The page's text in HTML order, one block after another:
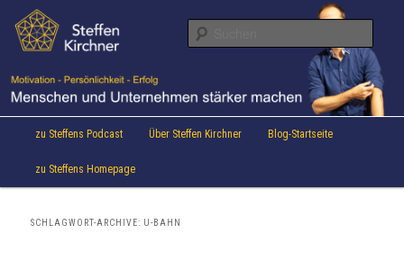
Inhalt
wechseln
sekundären
Inhalt
Steffen Kirchner Blog
Aktuelles von Speaker & Motivationstrainer Steffen Kirchner
Hauptmenü
zu Steffens Podcast Über Steffen Kirchner Blog-Startseite
zu Steffens Homepage
SCHLAGWORT-ARCHIVE: U-BAHN